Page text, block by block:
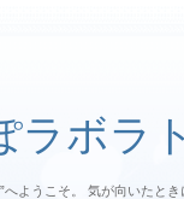
ラボラ
へようこそ。 気が向いたと